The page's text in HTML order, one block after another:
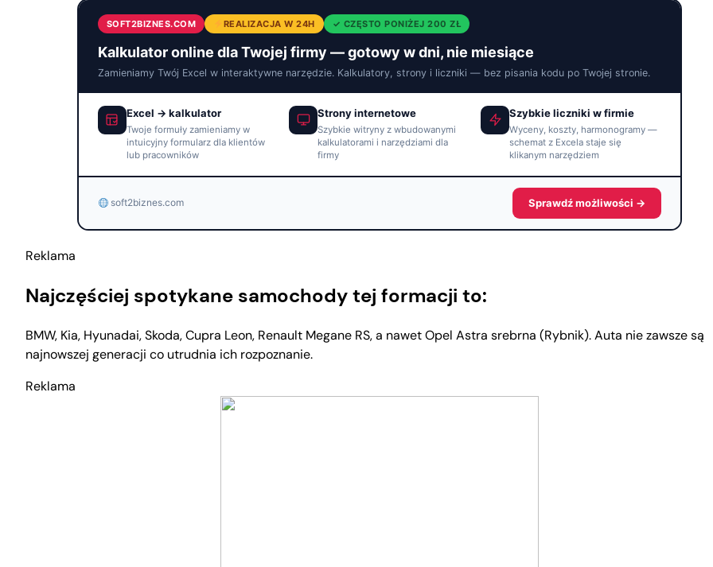
SOFT2BIZNES.COM REALIZACJA W 24H ✓ CZĘSTO PONIŻEJ 200 ZŁ
Kalkulator online dla Twojej firmy — gotowy w dni, nie miesiące
Zamieniamy Twój Excel w interaktywne narzędzie. Kalkulatory, strony i liczniki — bez pisania kodu po Twojej stronie.
Excel → kalkulator
Twoje formuły zamieniamy w
intuicyjny formularz dla klientów
lub pracowników
Strony internetowe
Szybkie witryny z wbudowanymi
kalkulatorami i narzędziami dla
firmy
Szybkie liczniki w firmie
Wyceny, koszty, harmonogramy —
schemat z Excela staje się
klikanym narzędziem
soft2biznes.com Sprawdź możliwości →
Reklama
Najczęściej spotykane samochody tej formacji to:
BMW, Kia, Hyunadai, Skoda, Cupra Leon, Renault Megane RS, a nawet Opel Astra srebrna (Rybnik). Auta nie zawsze są
najnowszej generacji co utrudnia ich rozpoznanie.
Reklama